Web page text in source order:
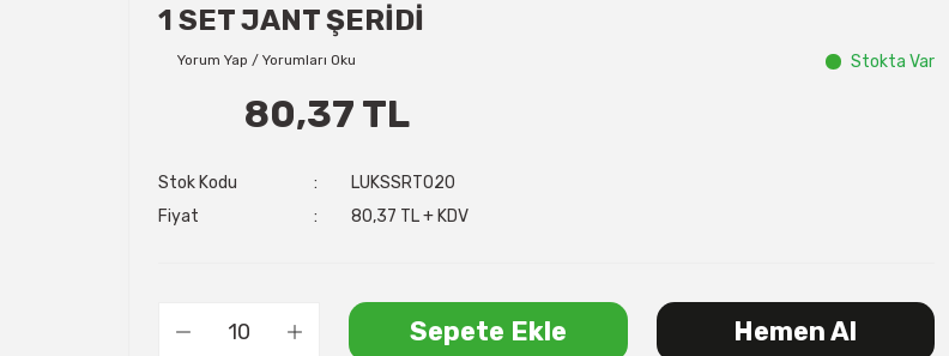
1 SET JANT ŞERİDİ
Yorum Yap / Yorumları Oku Stokta Var
80,37 TL
Stok Kodu
LUKSSRT020
Fiyat
80,37 TL + KDV
Sepete Ekle Hemen Al